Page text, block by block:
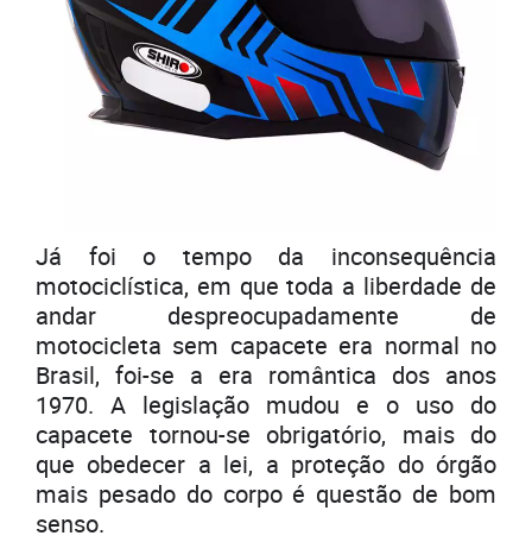
Já foi o tempo da inconsequência
motociclística, em que toda a liberdade de
andar despreocupadamente de
motocicleta sem capacete era normal no
Brasil, foi-se a era romântica dos anos
1970. A legislação mudou e o uso do
capacete tornou-se obrigatório, mais do
que obedecer a lei, a proteção do órgão
mais pesado do corpo é questão de bom
senso.